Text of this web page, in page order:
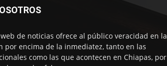
de noticias ofrece al público veracidad en la
por encima de la inmediatez, tanto en las
como las que acontecen en Chiapas, por